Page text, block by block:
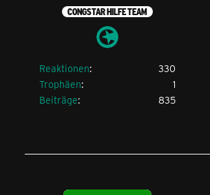
CONGSTAR HILFE TEAM
Reaktionen
330
Trophäen
1
Beiträge
835